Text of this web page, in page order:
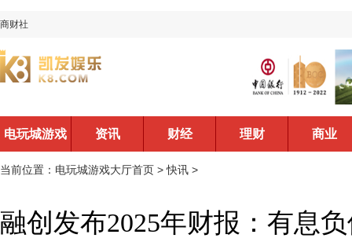
商财社
电玩城游戏
大厅首页
资讯 财经 理财 商业
当前位置： 电玩城游戏大厅首页 >快讯 >
融创发布2025年财报：有息